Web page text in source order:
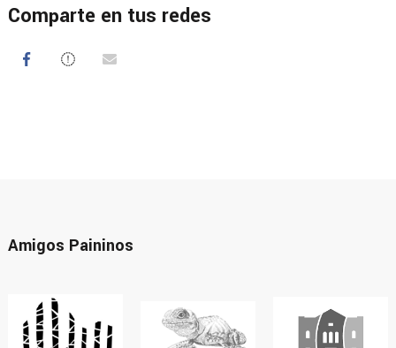
Comparte en tus redes
Amigos Paininos